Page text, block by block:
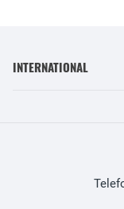
INTERNATIONAL